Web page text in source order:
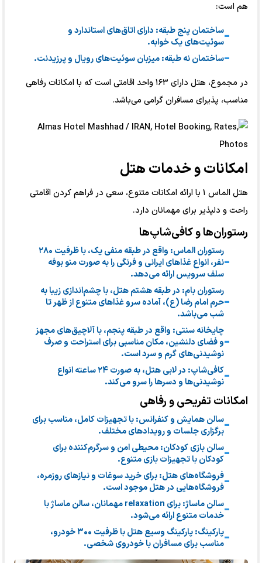
هم است:
ساختمان پنج طبقه: دارای اتاق‌های استاندارد و
سوئیت‌های یک خوابه.
ساختمان نه طبقه: میزبان سوئیت‌های رویال و پرزیدنت.
در مجموع، هتل دارای ۱۶۳ واحد اقامتی است که با امکانات رفاهی
مناسب، پذیرای مسافران گرامی می‌باشد.
امکانات و خدمات هتل
هتل الماس ۱ با ارائه امکانات متنوع، سعی در فراهم کردن اقامتی
راحت و دلپذیر برای مهمانان دارد.
رستوران‌ها و کافی‌شاپ‌ها
رستوران الماس: واقع در طبقه منفی یک، با ظرفیت ۲۸۰
نفر، انواع غذاهای ایرانی و فرنگی را به صورت منو بوفه
سلف سرویس ارائه می‌دهد.
رستوران بام: در طبقه هشتم هتل، با چشم‌اندازی زیبا به
حرم امام رضا (ع)، آماده سرو غذاهای متنوع از ظهر تا
شب می‌باشد.
چایخانه سنتی: واقع در طبقه پنجم، با آلاچیق‌های مجهز
و فضای دلنشین، مکان مناسبی برای استراحت و صرف
نوشیدنی‌های گرم و سرد است.
کافی‌شاپ: در لابی هتل، به صورت ۲۴ ساعته انواع
نوشیدنی‌ها و دسرها را سرو می‌کند.
امکانات تفریحی و رفاهی
سالن همایش و کنفرانس: با تجهیزات کامل، مناسب برای
برگزاری جلسات و رویدادهای مختلف.
سالن بازی کودکان: محیطی امن و سرگرم‌کننده برای
کودکان با تجهیزات بازی متنوع.
فروشگاه‌های هتل: برای خرید سوغات و نیازهای روزمره،
فروشگاه‌هایی در هتل موجود است.
سالن ماساژ: برای relaxation مهمانان، سالن ماساژ با
خدمات متنوع ارائه می‌شود.
پارکینگ: پارکینگ وسیع هتل با ظرفیت ۳۰۰ خودرو،
مناسب برای مسافران با خودروی شخصی.